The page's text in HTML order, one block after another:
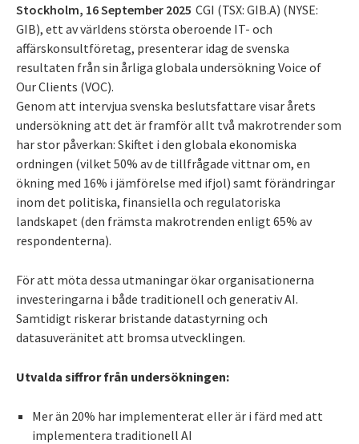
Stockholm, 16 September 2025 CGI (TSX: GIB.A) (NYSE:
GIB), ett av världens största oberoende IT- och
affärskonsultföretag, presenterar idag de svenska
resultaten från sin årliga globala undersökning Voice of
Our Clients (VOC).
Genom att intervjua svenska beslutsfattare visar årets
undersökning att det är framför allt två makrotrender som
har stor påverkan: Skiftet i den globala ekonomiska
ordningen (vilket 50% av de tillfrågade vittnar om, en
ökning med 16% i jämförelse med ifjol) samt förändringar
inom det politiska, finansiella och regulatoriska
landskapet (den främsta makrotrenden enligt 65% av
respondenterna).
För att möta dessa utmaningar ökar organisationerna
investeringarna i både traditionell och generativ AI.
Samtidigt riskerar bristande datastyrning och
datasuveränitet att bromsa utvecklingen.
Utvalda siffror från undersökningen:
Mer än 20% har implementerat eller är i färd med att
implementera traditionell AI